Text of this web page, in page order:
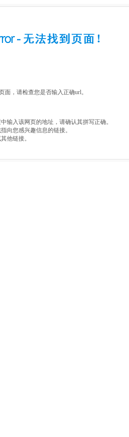
面，请检查您是否输入正确url。
输入该网页的地址，请确认其拼写正确。
指向您感兴趣信息的链接。
他链接。